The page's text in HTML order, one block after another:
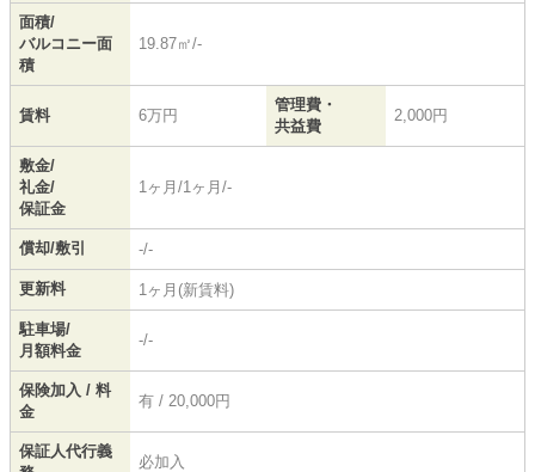
面積/
バルコニー面
積
19.87㎡/-
賃料 6万円
管理費・
共益費
2,000円
敷金/
礼金/
保証金
1ヶ月/1ヶ月/-
償却/敷引 -/-
更新料 1ヶ月(新賃料)
駐車場/
月額料金
-/-
保険加入 / 料
金
有 / 20,000円
保証人代行義
必加入